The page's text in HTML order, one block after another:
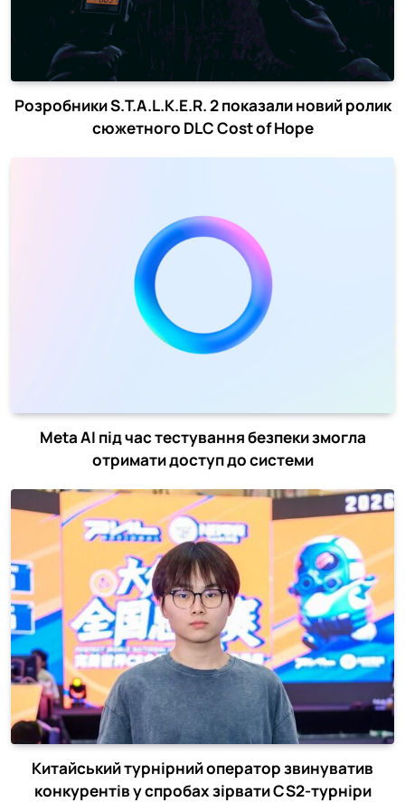
Розробники S.T.A.L.K.E.R. 2 показали новий ролик
сюжетного DLC Cost of Hope
Meta AI під час тестування безпеки змогла
отримати доступ до системи
Китайський турнірний оператор звинуватив
конкурентів у спробах зірвати CS2-турніри